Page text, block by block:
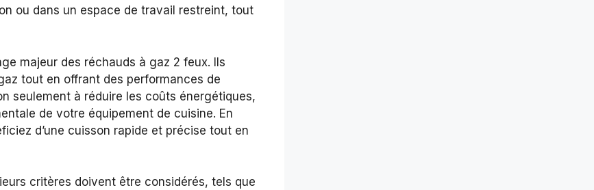
ou dans un espace de travail restreint, tout
majeur des réchauds à gaz 2 feux. Ils
tout en offrant des performances de
seulement à réduire les coûts énergétiques,
de votre équipement de cuisine. En
d’une cuisson rapide et précise tout en
critères doivent être considérés, tels que